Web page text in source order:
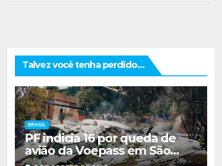
Talvez você tenha perdido...
BRASIL
PF indicia 16 por queda de
avião da Voepass em São
Paulo